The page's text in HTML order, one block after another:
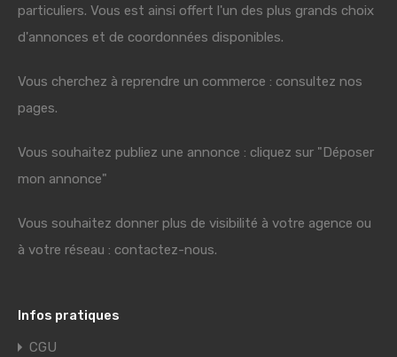
particuliers. Vous est ainsi offert l'un des plus grands choix
d'annonces et de coordonnées disponibles.
Vous cherchez à reprendre un commerce : consultez nos
pages.
Vous souhaitez publiez une annonce : cliquez sur "Déposer
mon annonce"
Vous souhaitez donner plus de visibilité à votre agence ou
à votre réseau : contactez-nous.
Infos pratiques
CGU